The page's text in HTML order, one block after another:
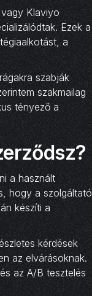
Klaviyo
Ezek a
a
szabják
szakmailag
tényező a
a használt
hogy a szolgáltató
készíti a
kérdések
az elvárásoknak.
az A/B tesztelés